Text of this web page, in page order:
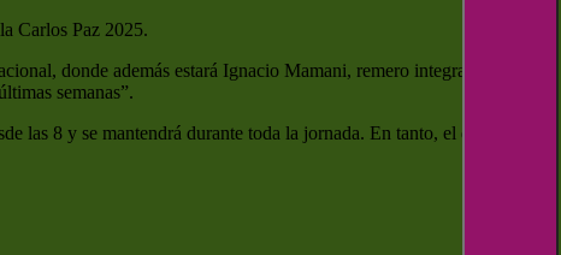
Carlos Paz 2025.
donde además estará Ignacio Mamani, remero integrante de la
semanas”.
las 8 y se mantendrá durante toda la jornada. En tanto, el domingo se